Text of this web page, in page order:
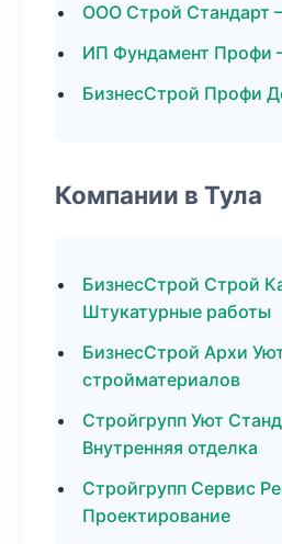
ООО Строй Стандарт
ИП Фундамент Профи
БизнесСтрой Профи
Компании в Тула
БизнесСтрой Строй
Штукатурные работы
БизнесСтрой Архи
стройматериалов
Стройгрупп Уют
Внутренняя отделка
Стройгрупп Сервис
Проектирование